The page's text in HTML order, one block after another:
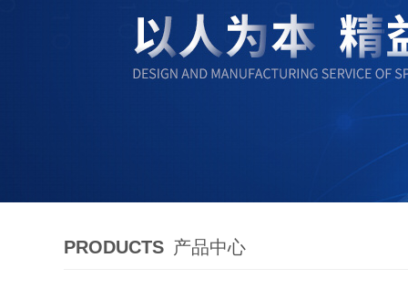
PRODUCTS 产品中心